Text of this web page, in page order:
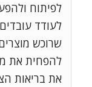
לפיתוח
לעודד
שרוכש
להפחית את
את בריאות